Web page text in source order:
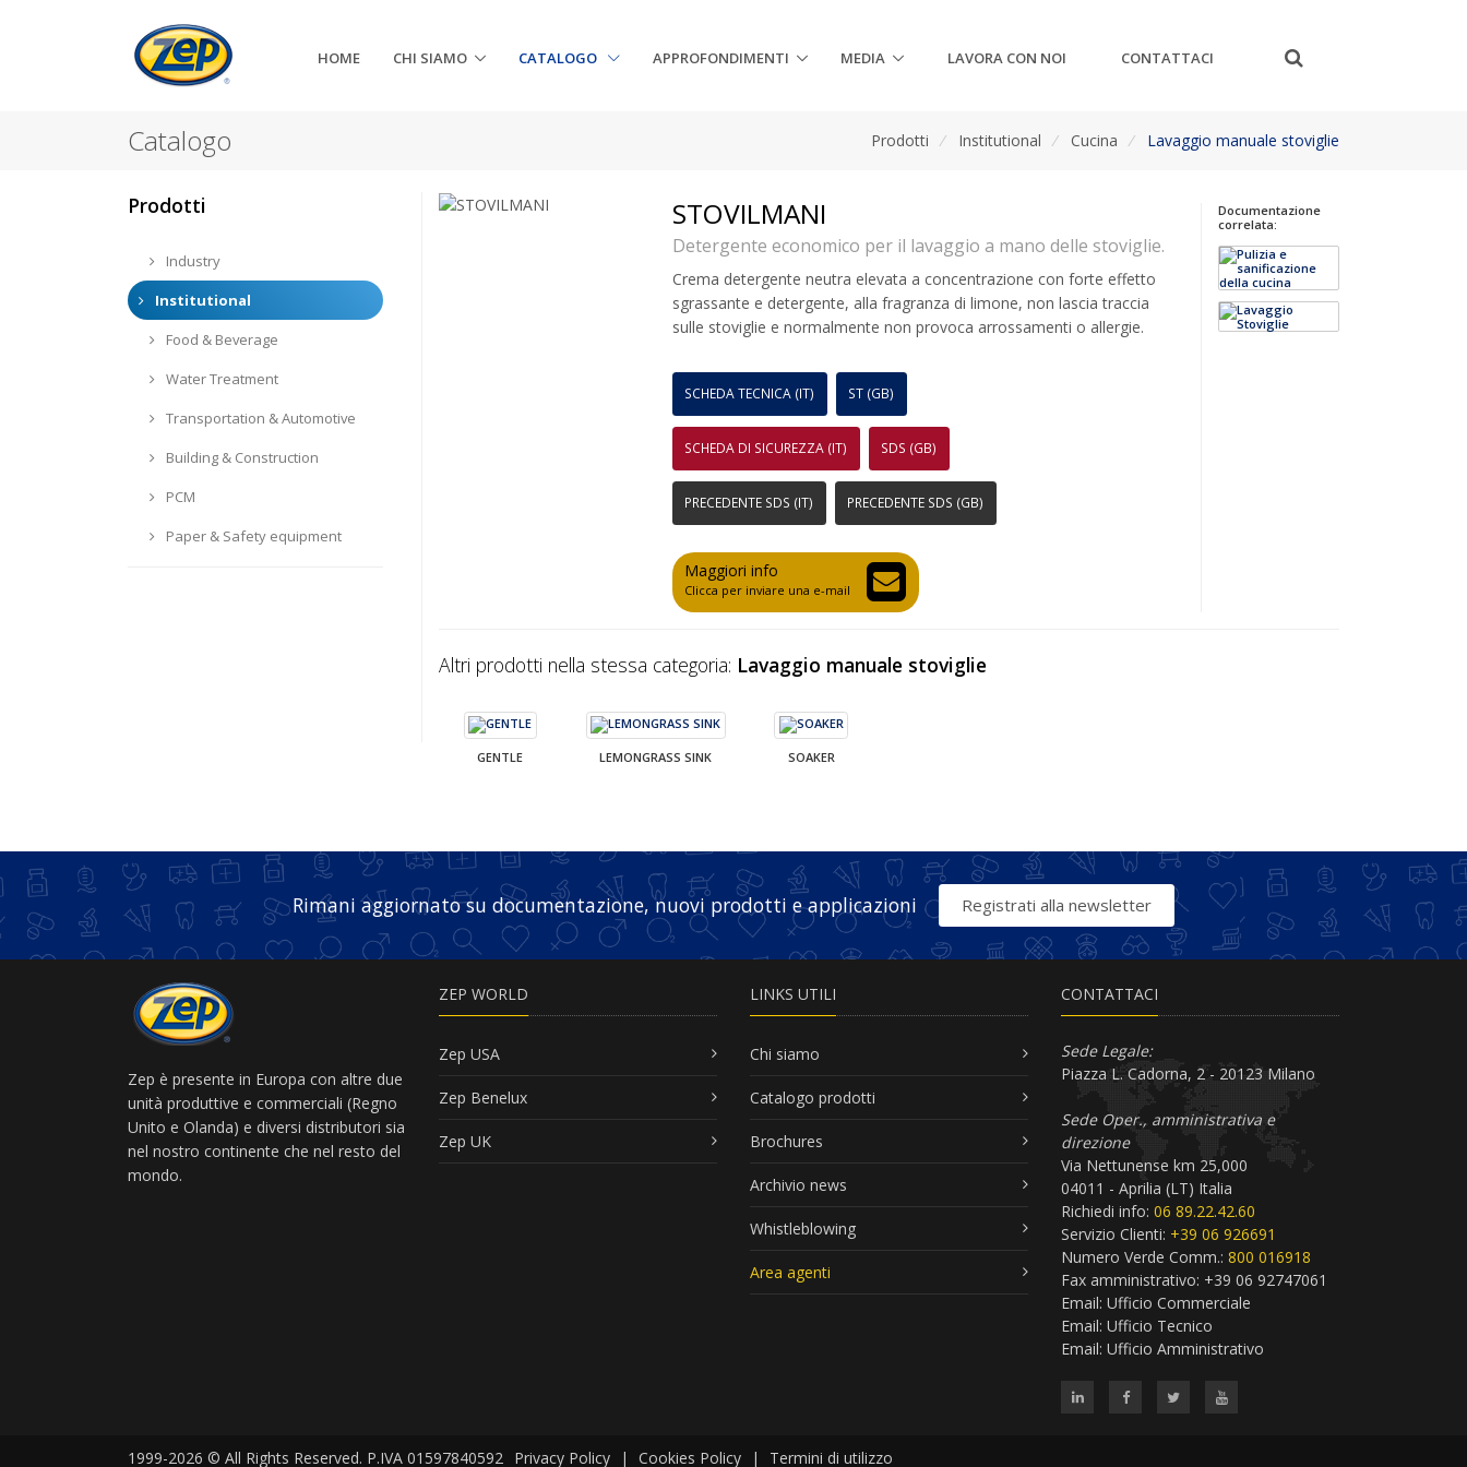
HOME CHI SIAMO CATALOGO APPROFONDIMENTI MEDIA LAVORA CON NOI CONTATTACI
Catalogo Prodotti / Institutional / Cucina / Lavaggio manuale stoviglie
STOVILMANI
Detergente economico per il lavaggio a mano delle stoviglie.
Crema detergente neutra elevata a concentrazione con forte effetto
sgrassante e detergente, alla fragranza di limone, non lascia traccia
sulle stoviglie e normalmente non provoca arrossamenti o allergie.
SCHEDA TECNICA (IT) ST (GB)
SCHEDA DI SICUREZZA (IT) SDS (GB)
PRECEDENTE SDS (IT) PRECEDENTE SDS (GB)
Maggiori info
Clicca per inviare una e-mail
Documentazione
correlata:
Altri prodotti nella stessa categoria: Lavaggio manuale stoviglie
GENTLE LEMONGRASS SINK SOAKER
Prodotti
Industry
Institutional
Food & Beverage
Water Treatment
Transportation & Automotive
Building & Construction
PCM
Paper & Safety equipment
Rimani aggiornato su documentazione, nuovi prodotti e applicazioni Registrati alla newsletter
Zep è presente in Europa con altre due
unità produttive e commerciali (Regno
Unito e Olanda) e diversi distributori sia
nel nostro continente che nel resto del
mondo.
ZEP WORLD
Zep USA
Zep Benelux
Zep UK
LINKS UTILI
Chi siamo
Catalogo prodotti
Brochures
Archivio news
Whistleblowing
Area agenti
CONTATTACI
Sede Legale:
Piazza L. Cadorna, 2 - 20123 Milano
Sede Oper., amministrativa e
direzione
Via Nettunense km 25,000
04011 - Aprilia (LT) Italia
Richiedi info: 06 89.22.42.60
Servizio Clienti: +39 06 926691
Numero Verde Comm.: 800 016918
Fax amministrativo: +39 06 92747061
Email: Ufficio Commerciale
Email: Ufficio Tecnico
Email: Ufficio Amministrativo
1999-2026 © All Rights Reserved. P.IVA 01597840592 Privacy Policy | Cookies Policy | Termini di utilizzo